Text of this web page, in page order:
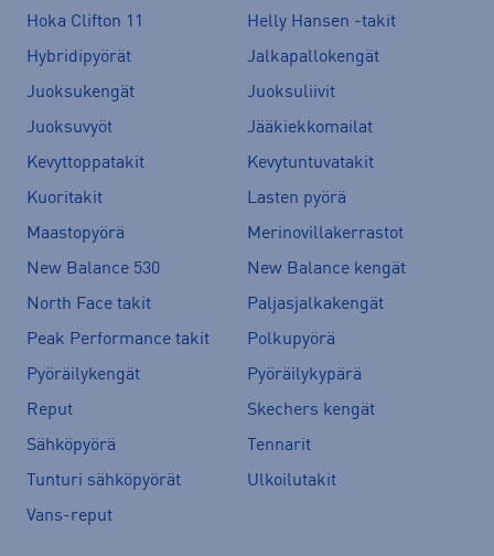
Hoka Clifton 11
Helly Hansen -takit
Hybridipyörät
Jalkapallokengät
Juoksukengät
Juoksuliivit
Juoksuvyöt
Jääkiekkomailat
Kevyttoppatakit
Kevytuntuvatakit
Kuoritakit
Lasten pyörä
Maastopyörä
Merinovillakerrastot
New Balance 530
New Balance kengät
North Face takit
Paljasjalkakengät
Peak Performance takit
Polkupyörä
Pyöräilykengät
Pyöräilykypärä
Reput
Skechers kengät
Sähköpyörä
Tennarit
Tunturi sähköpyörät
Ulkoilutakit
Vans-reput